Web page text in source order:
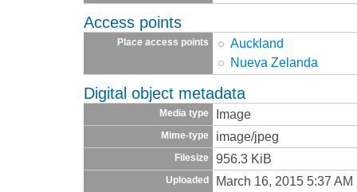
Access points
Place access points
Auckland
Nueva Zelanda
Digital object metadata
Media type Image
Mime-type image/jpeg
Filesize 956.3 KiB
Uploaded March 16, 2015 5:37 AM